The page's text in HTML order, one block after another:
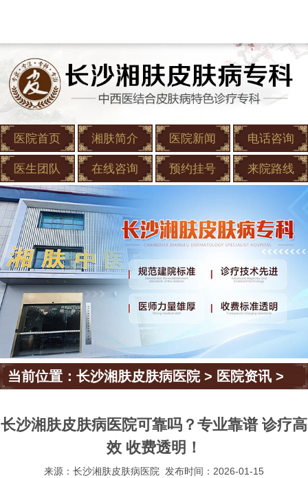
医院首页 湘肤简介 医院新闻 电话咨询
医生团队 在线咨询 预约挂号 来院路线
当前位置：长沙湘肤皮肤病医院> 医院资讯 >
长沙湘肤皮肤病医院可靠吗？专业靠谱 诊疗高
效 收费透明！
来源：长沙湘肤皮肤病医院 发布时间：2026-01-15